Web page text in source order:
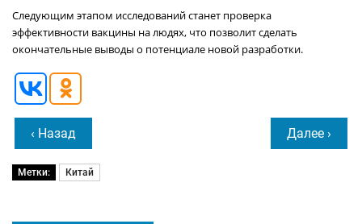
Следующим этапом исследований станет проверка
эффективности вакцины на людях, что позволит сделать
окончательные выводы о потенциале новой разработки.
‹ Назад Далее ›
Метки: Китай